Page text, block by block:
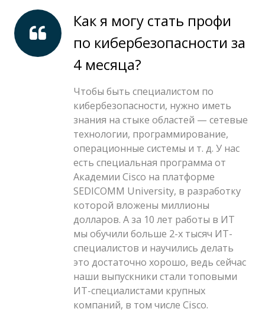
Как я могу стать профи
по кибербезопасности за
4 месяца?
Чтобы быть специалистом по
кибербезопасности, нужно иметь
знания на стыке областей — сетевые
технологии, программирование,
операционные системы и т. д. У нас
есть специальная программа от
Академии Cisco на платформе
SEDICOMM University, в разработку
которой вложены миллионы
долларов. А за 10 лет работы в ИТ
мы обучили больше 2-х тысяч ИТ-
специалистов и научились делать
это достаточно хорошо, ведь сейчас
наши выпускники стали топовыми
ИТ-специалистами крупных
компаний, в том числе Cisco.